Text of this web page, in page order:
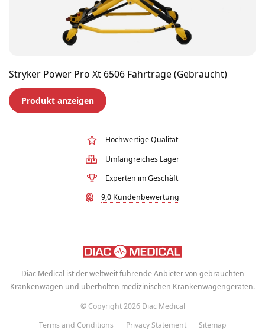
Stryker Power Pro Xt 6506 Fahrtrage (Gebraucht)
Produkt anzeigen
Hochwertige Qualität
Umfangreiches Lager
Experten im Geschäft
9,0 Kundenbewertung
Diac Medical ist der weltweit führende Anbieter von gebrauchten
Krankenwagen und überholten medizinischen Krankenwagengeräten.
© Copyright 2026 Diac Medical
Terms and Conditions
Privacy Statement Sitemap